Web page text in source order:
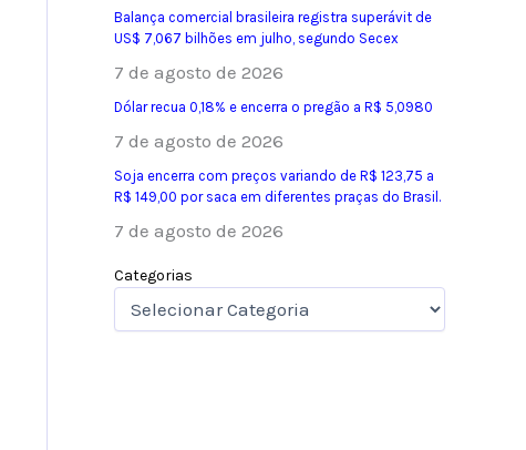
Balança comercial brasileira registra superávit de
US$ 7,067 bilhões em julho, segundo Secex
7 de agosto de 2026
Dólar recua 0,18% e encerra o pregão a R$ 5,0980
7 de agosto de 2026
Soja encerra com preços variando de R$ 123,75 a
R$ 149,00 por saca em diferentes praças do Brasil.
7 de agosto de 2026
Categorias